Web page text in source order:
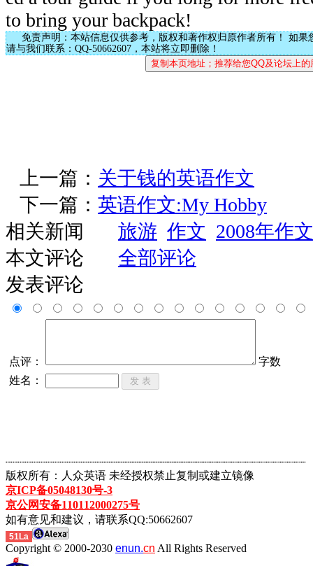
to bring your backpack!
免责声明：本站信息仅供参考，版权和著作权归原作者所有！ 如果
请与我们联系：QQ-50662607，本站将立即删除！
上一篇： 关于钱的英语作文
下一篇： 英语作文:My Hobby
相关新闻
旅游 作文 2008年作文
本文评论
全部评论
发表评论
点评：
字数
姓名：
┈┈┈┈┈┈┈┈┈┈┈┈┈┈┈┈┈┈┈┈┈┈┈┈┈┈┈┈┈┈┈┈┈┈┈┈┈┈┈┈┈┈┈
版权所有：人众英语 未经授权禁止复制或建立镜像
京ICP备05048130号-3
京公网安备110112000275号
如有意见和建议，请联系QQ:50662607
51La
Copyright © 2000-2030 enun.cn All Rights Reserved